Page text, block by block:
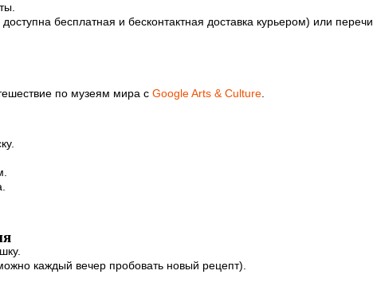
бесплатная и бесконтактная доставка курьером) или
по музеям мира с Google Arts & Culture
каждый вечер пробовать новый рецепт).